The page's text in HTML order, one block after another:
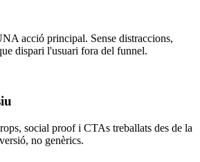
acció principal. Sense distraccions,
dispari l'usuari fora del funnel.
social proof i CTAs treballats des de la
no genèrics.